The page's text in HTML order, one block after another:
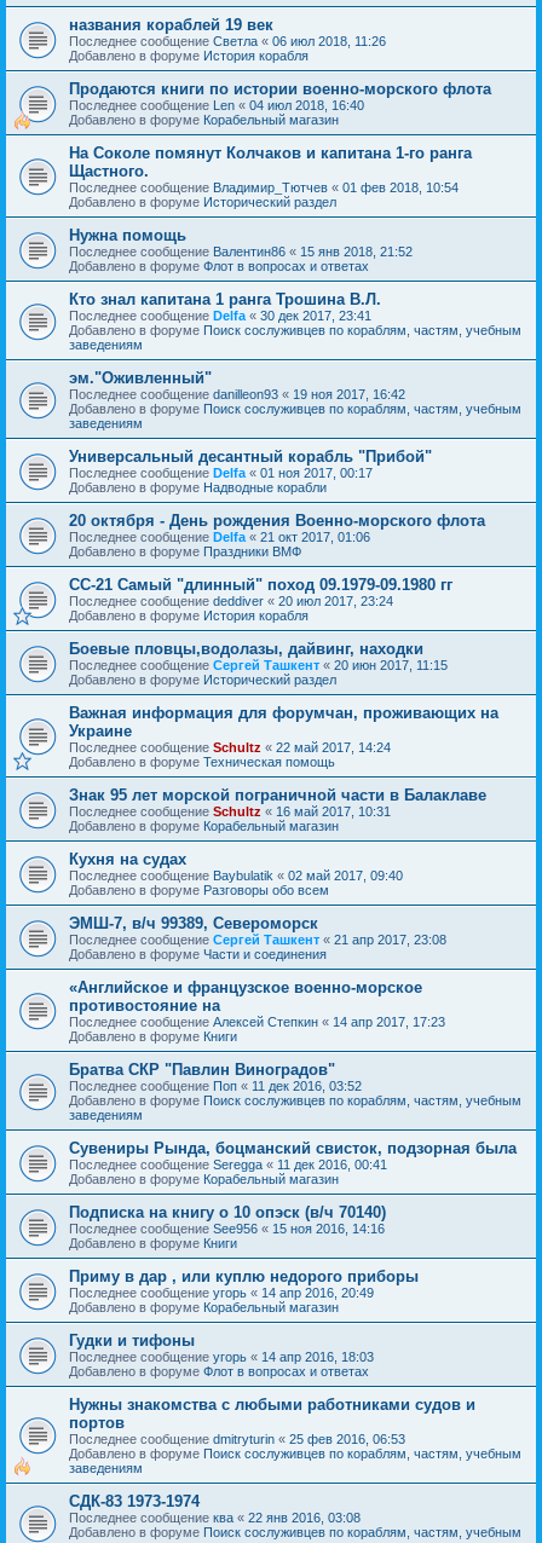
названия кораблей 19 век
Последнее сообщение Cветла « 06 июл 2018, 11:26
Добавлено в форуме История корабля
Продаются книги по истории военно-морского флота
Последнее сообщение Len « 04 июл 2018, 16:40
Добавлено в форуме Корабельный магазин
На Соколе помянут Колчаков и капитана 1-го ранга
Щастного.
Последнее сообщение Владимир_Тютчев « 01 фев 2018, 10:54
Добавлено в форуме Исторический раздел
Нужна помощь
Последнее сообщение Валентин86 « 15 янв 2018, 21:52
Добавлено в форуме Флот в вопросах и ответах
Кто знал капитана 1 ранга Трошина В.Л.
Последнее сообщение Delfa « 30 дек 2017, 23:41
Добавлено в форуме Поиск сослуживцев по кораблям, частям, учебным
заведениям
эм."Оживленный"
Последнее сообщение danilleon93 « 19 ноя 2017, 16:42
Добавлено в форуме Поиск сослуживцев по кораблям, частям, учебным
заведениям
Универсальный десантный корабль "Прибой"
Последнее сообщение Delfa « 01 ноя 2017, 00:17
Добавлено в форуме Надводные корабли
20 октября - День рождения Военно-морского флота
Последнее сообщение Delfa « 21 окт 2017, 01:06
Добавлено в форуме Праздники ВМФ
СС-21 Самый "длинный" поход 09.1979-09.1980 гг
Последнее сообщение deddiver « 20 июл 2017, 23:24
Добавлено в форуме История корабля
Боевые пловцы,водолазы, дайвинг, находки
Последнее сообщение Сергей Ташкент « 20 июн 2017, 11:15
Добавлено в форуме Исторический раздел
Важная информация для форумчан, проживающих на
Украине
Последнее сообщение Schultz « 22 май 2017, 14:24
Добавлено в форуме Техническая помощь
Знак 95 лет морской пограничной части в Балаклаве
Последнее сообщение Schultz « 16 май 2017, 10:31
Добавлено в форуме Корабельный магазин
Кухня на судах
Последнее сообщение Baybulatik « 02 май 2017, 09:40
Добавлено в форуме Разговоры обо всем
ЭМШ-7, в/ч 99389, Североморск
Последнее сообщение Сергей Ташкент « 21 апр 2017, 23:08
Добавлено в форуме Части и соединения
«Английское и французское военно-морское
противостояние на
Последнее сообщение Алексей Степкин « 14 апр 2017, 17:23
Добавлено в форуме Книги
Братва СКР "Павлин Виноградов"
Последнее сообщение Поп « 11 дек 2016, 03:52
Добавлено в форуме Поиск сослуживцев по кораблям, частям, учебным
заведениям
Сувениры Рында, боцманский свисток, подзорная была
Последнее сообщение Seregga « 11 дек 2016, 00:41
Добавлено в форуме Корабельный магазин
Подписка на книгу о 10 опэск (в/ч 70140)
Последнее сообщение See956 « 15 ноя 2016, 14:16
Добавлено в форуме Книги
Приму в дар , или куплю недорого приборы
Последнее сообщение угорь « 14 апр 2016, 20:49
Добавлено в форуме Корабельный магазин
Гудки и тифоны
Последнее сообщение угорь « 14 апр 2016, 18:03
Добавлено в форуме Флот в вопросах и ответах
Нужны знакомства с любыми работниками судов и
портов
Последнее сообщение dmitryturin « 25 фев 2016, 06:53
Добавлено в форуме Поиск сослуживцев по кораблям, частям, учебным
заведениям
СДК-83 1973-1974
Последнее сообщение ква « 22 янв 2016, 03:08
Добавлено в форуме Поиск сослуживцев по кораблям, частям, учебным